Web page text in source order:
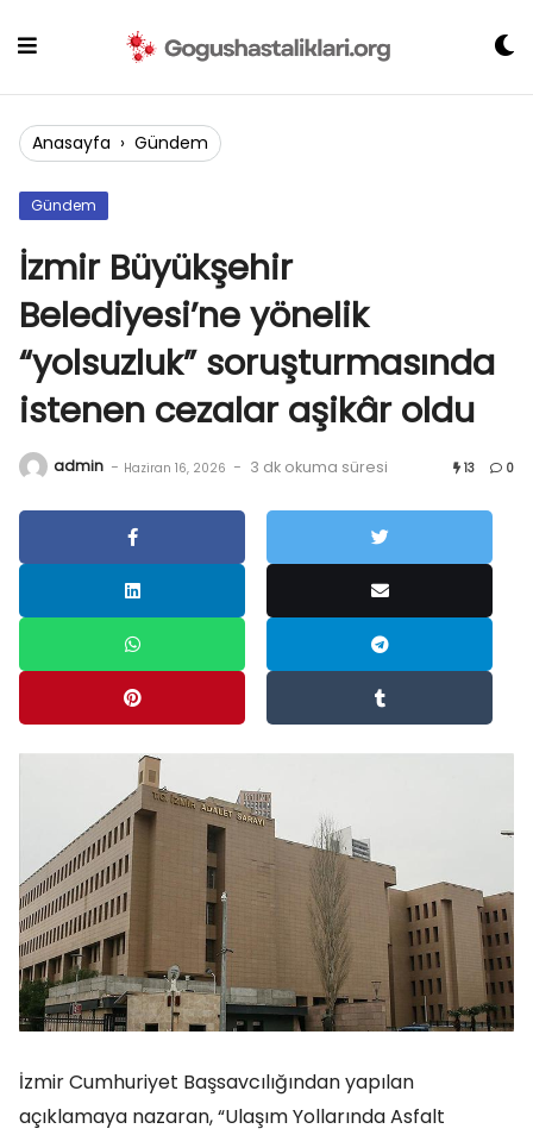
Anasayfa › Gündem
Gündem
İzmir Büyükşehir
Belediyesi’ne yönelik
“yolsuzluk” soruşturmasında
istenen cezalar aşikâr oldu
admin - Haziran 16, 2026 - 3 dk okuma süresi 13 0
İzmir Cumhuriyet Başsavcılığından yapılan
açıklamaya nazaran, “Ulaşım Yollarında Asfalt